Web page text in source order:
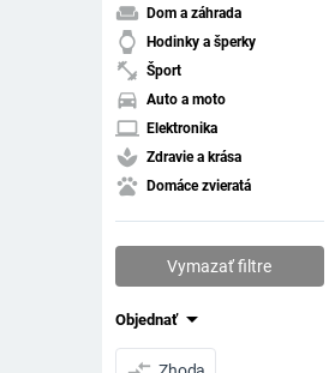
weekend Dom a záhrada
watch Hodinky a šperky
fitness_center Šport
directions_car Auto a moto
laptop Elektronika
spa Zdravie a krása
pets Domáce zvieratá
Vymazať filtre
Objednaťarrow_drop_down